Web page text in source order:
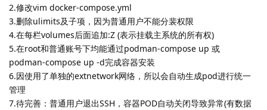
2.修改vim docker-compose.yml
3.删除ulimits及子项，因为普通用户不能分裴权限
4.在每栏volumes后面追加:Z (表示挂载主系统的所有权)
5.在root和普通账号下均能通过podman-compose up 或
podman-compose up -d完成容器安装
6.因使用了单独的extnetwork网络，所以会自动生成pod进行统一
管理
7.待完善：普通用户退出SSH，容器POD自动关闭导致异常(有数据